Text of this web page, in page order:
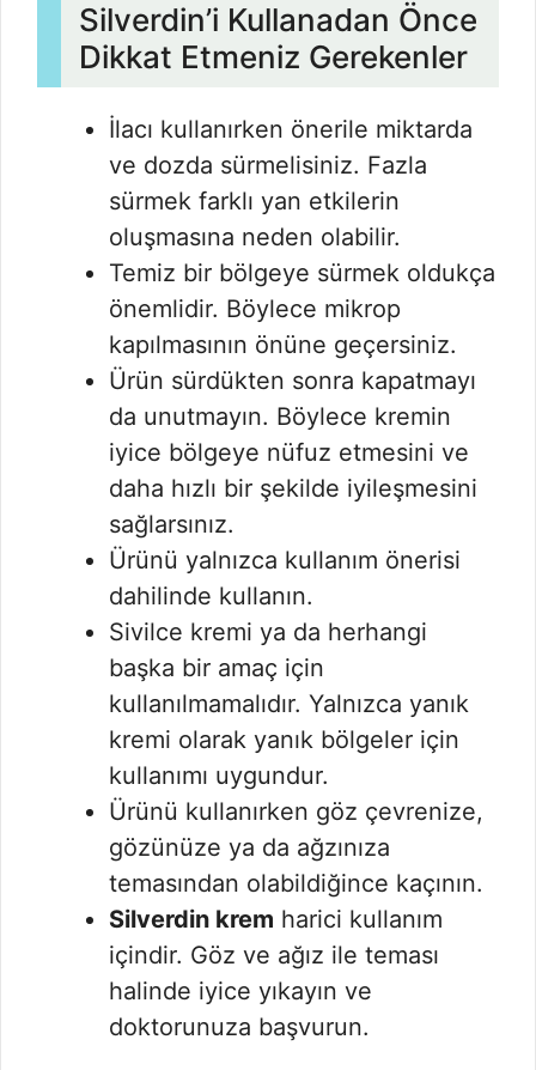
Silverdin’i Kullanadan Önce
Dikkat Etmeniz Gerekenler
İlacı kullanırken önerile miktarda
ve dozda sürmelisiniz. Fazla
sürmek farklı yan etkilerin
oluşmasına neden olabilir.
Temiz bir bölgeye sürmek oldukça
önemlidir. Böylece mikrop
kapılmasının önüne geçersiniz.
Ürün sürdükten sonra kapatmayı
da unutmayın. Böylece kremin
iyice bölgeye nüfuz etmesini ve
daha hızlı bir şekilde iyileşmesini
sağlarsınız.
Ürünü yalnızca kullanım önerisi
dahilinde kullanın.
Sivilce kremi ya da herhangi
başka bir amaç için
kullanılmamalıdır. Yalnızca yanık
kremi olarak yanık bölgeler için
kullanımı uygundur.
Ürünü kullanırken göz çevrenize,
gözünüze ya da ağzınıza
temasından olabildiğince kaçının.
Silverdin krem harici kullanım
içindir. Göz ve ağız ile teması
halinde iyice yıkayın ve
doktorunuza başvurun.